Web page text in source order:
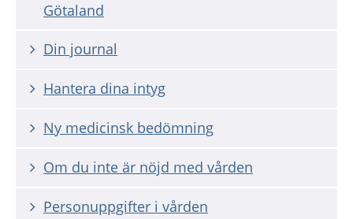
Götaland
Din journal
Hantera dina intyg
Ny medicinsk bedömning
Om du inte är nöjd med vården
Personuppgifter i vården